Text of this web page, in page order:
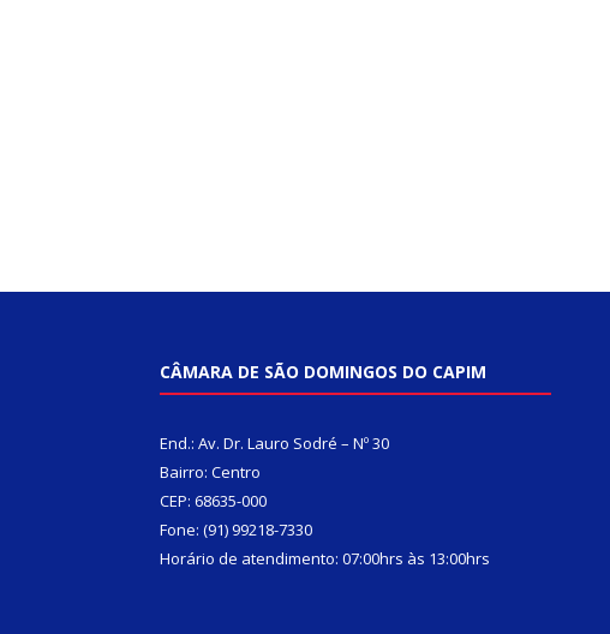
CÂMARA DE SÃO DOMINGOS DO CAPIM
End.: Av. Dr. Lauro Sodré – Nº 30
Bairro: Centro
CEP: 68635-000
Fone: (91) 99218-7330
Horário de atendimento: 07:00hrs às 13:00hrs